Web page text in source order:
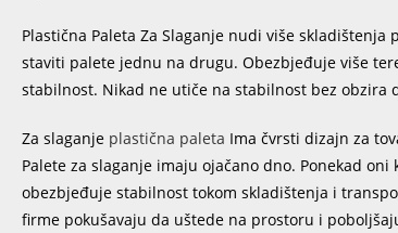
Plastična Paleta Za Slaganje nudi više
staviti palete jednu na drugu. Obezbjeđuje više
stabilnost. Nikad ne utiče na stabilnost bez obzira
Za slaganje plastična paleta Ima čvrsti dizajn za
Palete za slaganje imaju ojačano dno. Ponekad
obezbjeđuje stabilnost tokom skladištenja i
firme pokušavaju da uštede na prostoru i